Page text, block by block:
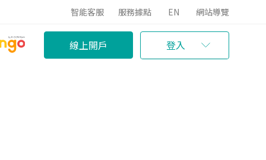
智能客服 服務據點 EN 網站導覽
線上開戶 登入